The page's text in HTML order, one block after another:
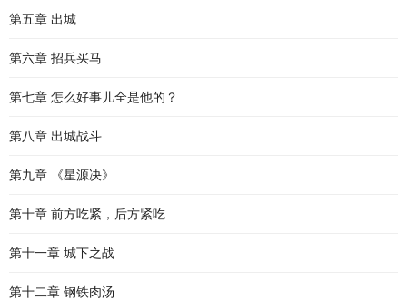
第五章 出城
第六章 招兵买马
第七章 怎么好事儿全是他的？
第八章 出城战斗
第九章 《星源决》
第十章 前方吃紧，后方紧吃
第十一章 城下之战
第十二章 钢铁肉汤